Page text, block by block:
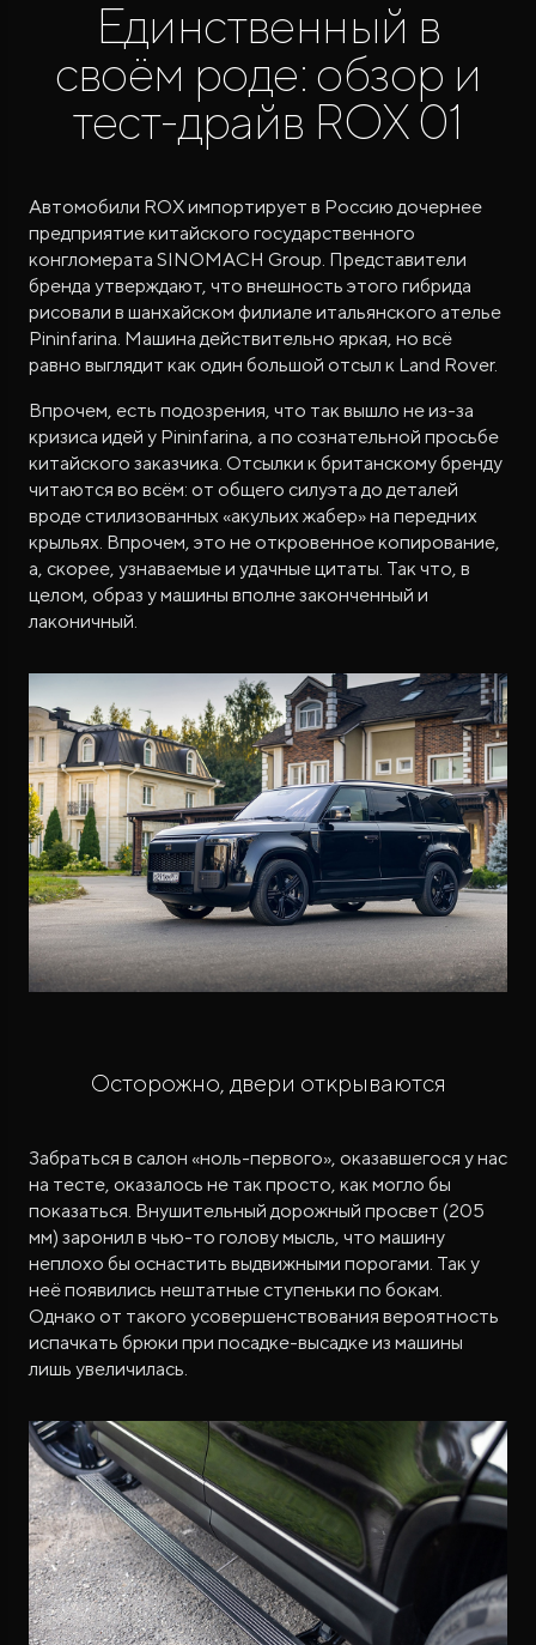
ROX ADAMAS
Совершенно новый флагманский внедорожник
от 9 300 000 ₽*
Единственный в
своём роде: обзор и
тест-драйв ROX 01
Автомобили ROX импортирует в Россию дочернее
предприятие китайского государственного
конгломерата SINOMACH Group. Представители
бренда утверждают, что внешность этого гибрида
рисовали в шанхайском филиале итальянского ателье
Pininfarina. Машина действительно яркая, но всё
равно выглядит как один большой отсыл к Land Rover.
Впрочем, есть подозрения, что так вышло не из-за
кризиса идей у Pininfarina, а по сознательной просьбе
китайского заказчика. Отсылки к британскому бренду
читаются во всём: от общего силуэта до деталей
вроде стилизованных «акульих жабер» на передних
крыльях. Впрочем, это не откровенное копирование,
а, скорее, узнаваемые и удачные цитаты. Так что, в
целом, образ у машины вполне законченный и
лаконичный.
Осторожно, двери открываются
Забраться в салон «ноль-первого», оказавшегося у нас
на тесте, оказалось не так просто, как могло бы
показаться. Внушительный дорожный просвет (205
мм) заронил в чью-то голову мысль, что машину
неплохо бы оснастить выдвижными порогами. Так у
неё появились нештатные ступеньки по бокам.
Однако от такого усовершенствования вероятность
испачкать брюки при посадке-высадке из машины
лишь увеличилась.